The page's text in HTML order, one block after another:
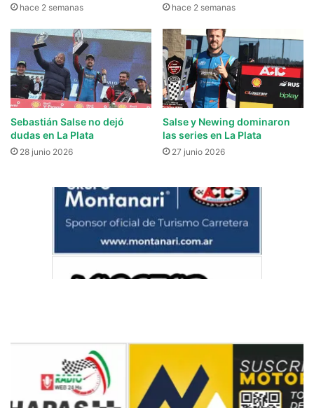
hace 2 semanas hace 2 semanas
Sebastián Salse no dejó
dudas en La Plata
28 junio 2026
Salse y Newing dominaron
las series en La Plata
27 junio 2026